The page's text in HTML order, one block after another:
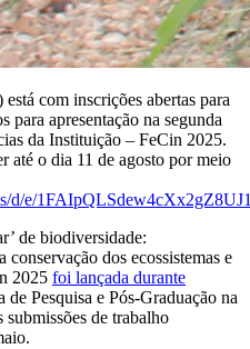
com inscrições abertas para
para apresentação na segunda
da Instituição – FeCin 2025.
até o dia 11 de agosto por meio
d/e/
de biodiversidade:
dos ecossistemas e
2025 foi lançada durante
Pesquisa e Pós-Graduação na
de trabalho